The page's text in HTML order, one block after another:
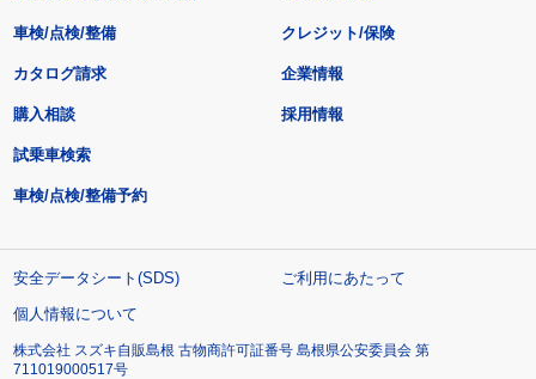
車検/点検/整備 クレジット/保険
カタログ請求
購入相談
試乗車検索
車検/点検/整備予約
企業情報
採用情報
安全データシート(SDS)
ご利用にあたって
個人情報について
株式会社 スズキ自販島根 古物商許可証番号 島根県公安委員会 第
711019000517号